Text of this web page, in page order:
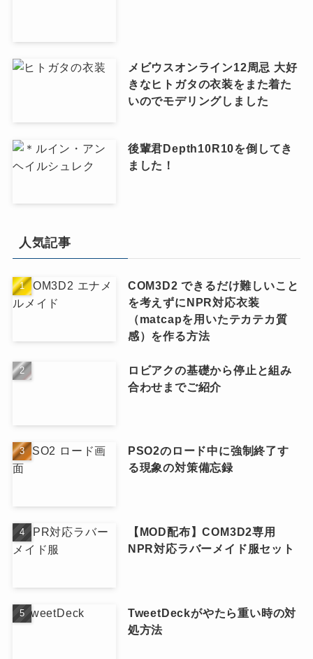
メビウスオンライン12周忌 大好
きなヒトガタの衣装をまた着た
いのでモデリングしました
後輩君Depth10R10を倒してき
ました！
人気記事
COM3D2 できるだけ難しいこと
を考えずにNPR対応衣装
（matcapを用いたテカテカ質
感）を作る方法
ロビアクの基礎から停止と組み
合わせまでご紹介
PSO2のロード中に強制終了す
る現象の対策備忘録
【MOD配布】COM3D2専用
NPR対応ラバーメイド服セット
TweetDeckがやたら重い時の対
処方法